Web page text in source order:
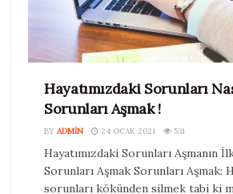
Hayatımızdaki Sorunları
Sorunları Aşmak !
BY ADMIN 24 OCAK 2021 531
Hayatımızdaki Sorunları Aşmanın
Sorunları Aşmak Sorunları Aşmak:
sorunları kökünden silmek tabi ki